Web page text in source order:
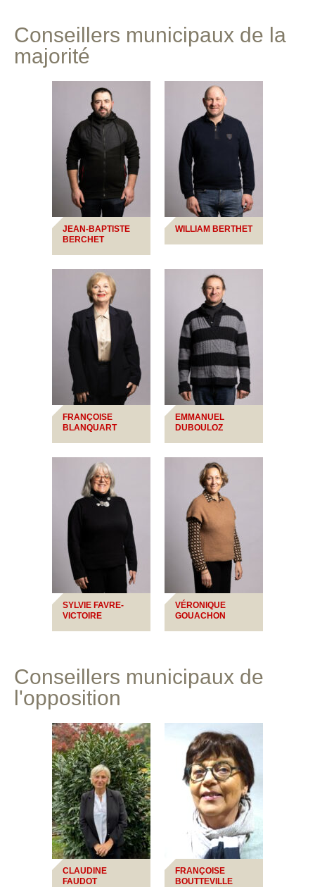
Conseillers municipaux de la
majorité
JEAN-BAPTISTE
BERCHET
WILLIAM BERTHET
FRANÇOISE
BLANQUART
EMMANUEL
DUBOULOZ
SYLVIE FAVRE-
VICTOIRE
VÉRONIQUE
GOUACHON
Conseillers municipaux de
l'opposition
CLAUDINE
FAUDOT
FRANÇOISE
BOUTTEVILLE